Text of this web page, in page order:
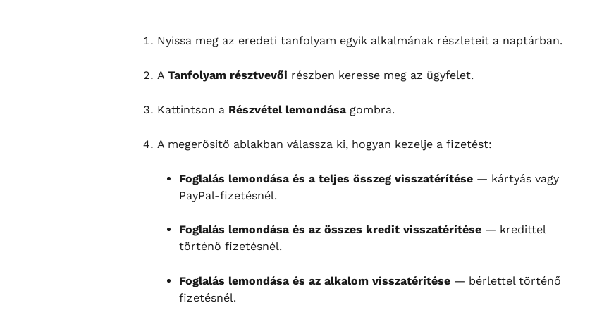
Nyissa meg az eredeti tanfolyam egyik alkalmának részleteit a naptárban.
A Tanfolyam résztvevői részben keresse meg az ügyfelet.
Kattintson a Részvétel lemondása gombra.
A megerősítő ablakban válassza ki, hogyan kezelje a fizetést:
Foglalás lemondása és a teljes összeg visszatérítése — kártyás vagy
PayPal-fizetésnél.
Foglalás lemondása és az összes kredit visszatérítése — kredittel
történő fizetésnél.
Foglalás lemondása és az alkalom visszatérítése — bérlettel történő
fizetésnél.